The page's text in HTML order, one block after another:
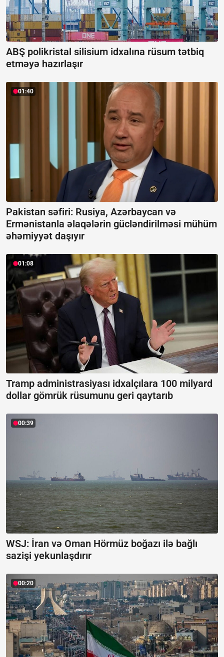
ABŞ polikristal silisium idxalına rüsum tətbiq
etməyə hazırlaşır
01:40
Pakistan səfiri: Rusiya, Azərbaycan və
Ermənistanla əlaqələrin gücləndirilməsi mühüm
əhəmiyyət daşıyır
01:08
Tramp administrasiyası idxalçılara 100 milyard
dollar gömrük rüsumunu geri qaytarıb
00:39
WSJ: İran və Oman Hörmüz boğazı ilə bağlı
sazişi yekunlaşdırır
00:20